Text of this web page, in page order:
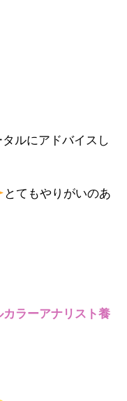
ルにアドバイスし
とてもやりがいのあ
ラーアナリスト養